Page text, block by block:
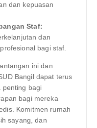
dan kepuasan
Staf:
dan
bagi staf.
ini dan
Bangil dapat terus
penting bagi
bagi mereka
Komitmen rumah
sayang, dan